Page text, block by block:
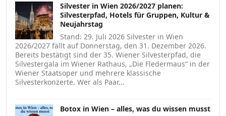
Silvester in Wien 2026/2027 planen:
Silvesterpfad, Hotels für Gruppen, Kultur &
Neujahrstag
Stand: 29. Juli 2026 Silvester in Wien
2026/2027 fällt auf Donnerstag, den 31. Dezember 2026.
Bereits bestätigt sind der 35. Wiener Silvesterpfad, die
Silvestergala im Wiener Rathaus, „Die Fledermaus“ in der
Wiener Staatsoper und mehrere klassische
Silvesterkonzerte. Wer als Paar...
Botox in Wien – alles, was du wissen musst